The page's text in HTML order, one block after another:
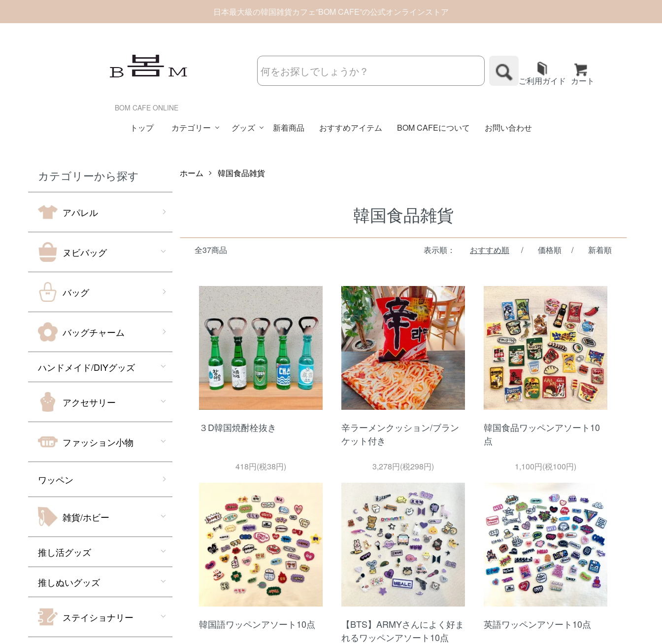
日本最大級の韓国雑貨カフェ”BOM CAFE”の公式オンラインストア
BOM CAFE ONLINE
ご利用ガイド カート
トップ カテゴリー グッズ 新着商品 おすすめアイテム BOM CAFEについて お問い合わせ
カテゴリーから探す
アパレル
ヌビバッグ
バッグ
バッグチャーム
ハンドメイド/DIYグッズ
アクセサリー
ファッション小物
ワッペン
雑貨/ホビー
推し活グッズ
推しぬいグッズ
ステイショナリー
ホーム 韓国食品雑貨
韓国食品雑貨
全37商品 表示順： おすすめ順 / 価格順 / 新着順
３D韓国焼酎栓抜き
418円(税38円)
辛ラーメンクッション/ブラン
ケット付き
3,278円(税298円)
韓国食品ワッペンアソート10
点
1,100円(税100円)
韓国語ワッペンアソート10点
【BTS】ARMYさんによく好ま
れるワッペンアソート10点
英語ワッペンアソート10点